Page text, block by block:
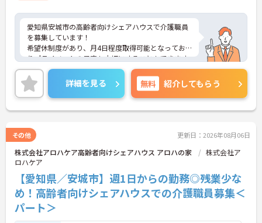
愛知県安城市の高齢者向けシェアハウスで介護職員
を募集しています！
希望休制度があり、月4日程度取得可能となってお
りプライベートの予定も大切にすることもできます
◎マイカー通勤が可能となっており、通勤もラクラ
ク安心です♪
ご興味のある方は、面接のポイントをお伝えします
のでお気軽にご連絡ください！
詳細を見る 無料 紹介してもらう
その他 更新日：2026年08月06日
株式会社アロハケア高齢者向けシェアハウス アロハの家
株式会社ア
ロハケア
【愛知県／安城市】週1日からの勤務◎残業少な
め！高齢者向けシェアハウスでの介護職員募集＜
パート＞